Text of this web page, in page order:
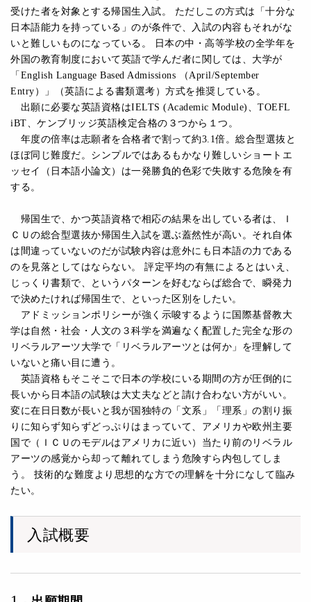
受けた者を対象とする帰国生入試。 ただしこの方式は「十分な
日本語能力を持っている」のが条件で、入試の内容もそれがな
いと難しいものになっている。 日本の中・高等学校の全学年を
外国の教育制度において英語で学んだ者に関しては、大学が
「English Language Based Admissions （April/September
Entry）」（英語による書類選考）方式を推奨している。
出願に必要な英語資格はIELTS (Academic Module)、TOEFL
iBT、ケンブリッジ英語検定合格の３つから１つ。
年度の倍率は志願者を合格者で割って約3.1倍。総合型選抜と
ほぼ同じ難度だ。シンプルではあるもかなり難しいショートエ
ッセイ（日本語小論文）は一発勝負的色彩で失敗する危険を有
する。
帰国生で、かつ英語資格で相応の結果を出している者は、Ｉ
ＣＵの総合型選抜か帰国生入試を選ぶ蓋然性が高い。それ自体
は間違っていないのだが試験内容は意外にも日本語の力である
のを見落としてはならない。 評定平均の有無によるとはいえ、
じっくり書類で、というパターンを好むならば総合で、瞬発力
で決めたければ帰国生で、といった区別をしたい。
アドミッションポリシーが強く示唆するように国際基督教大
学は自然・社会・人文の３科学を満遍なく配置した完全な形の
リベラルアーツ大学で「リベラルアーツとは何か」を理解して
いないと痛い目に遭う。
英語資格もそこそこで日本の学校にいる期間の方が圧倒的に
長いから日本語の試験は大丈夫などと請け合わない方がいい。
変に在日日数が長いと我が国独特の「文系」「理系」の割り振
りに知らず知らずどっぷりはまっていて、アメリカや欧州主要
国で（ＩＣＵのモデルはアメリカに近い）当たり前のリベラル
アーツの感覚から却って離れてしまう危険すら内包してしま
う。 技術的な難度より思想的な方での理解を十分になして臨み
たい。
入試概要